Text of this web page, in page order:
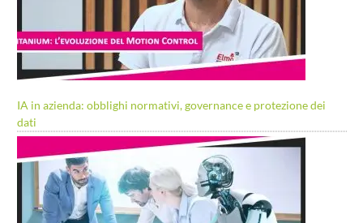
IA in azienda: obblighi normativi, governance e protezione dei
dati